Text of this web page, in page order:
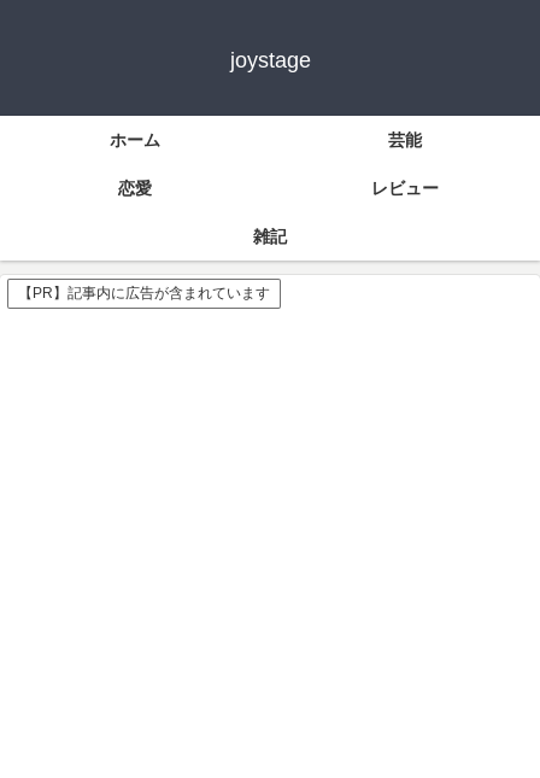
joystage
ホーム 芸能
恋愛 レビュー
雑記
【PR】記事内に広告が含まれています